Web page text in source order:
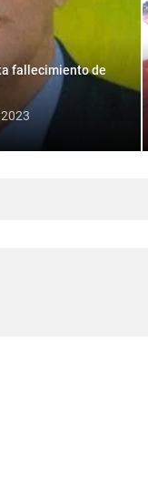
fallecimiento de